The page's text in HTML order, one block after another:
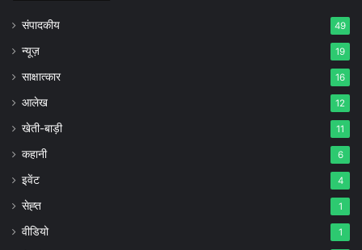
संपादकीय 49
न्यूज़ 19
साक्षात्कार 16
आलेख 12
खेती-बाड़ी 11
कहानी 6
इवेंट 4
सेह्त 1
वीडियो 1